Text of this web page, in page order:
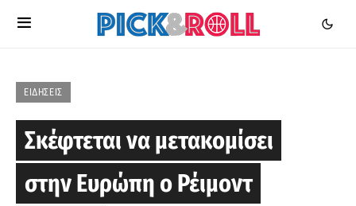
ΕΙΔΉΣΕΙΣ
Σκέφτεται να μετακομίσει
στην Ευρώπη ο Ρέιμοντ